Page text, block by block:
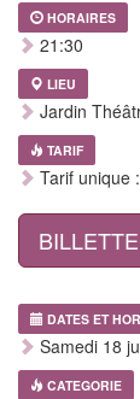
HORAIRES
21:30
LIEU
Jardin
TARIF
Tarif unique
DATES ET
Samedi 18
CATEGORIE